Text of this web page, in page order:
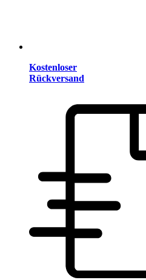
Kostenloser
Rückversand